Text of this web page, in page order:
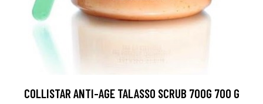
COLLISTAR ANTI-AGE TALASSO SCRUB 700G 700 G